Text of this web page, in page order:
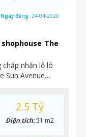
The
nhận lỗ lô
Sun Avenue…
Ngày đăng: 24-04-2020
2.5 Tỷ
Diện tích:51 m2